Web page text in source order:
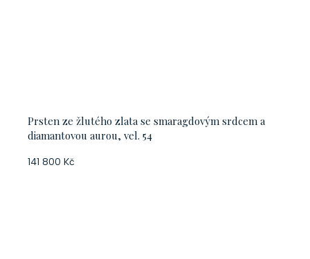
Prsten ze žlutého zlata se smaragdovým srdcem a
diamantovou aurou, vel. 54
141 800 Kč